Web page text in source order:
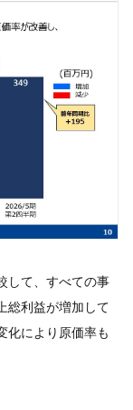
して、すべての事
総利益が増加して
化により原価率も